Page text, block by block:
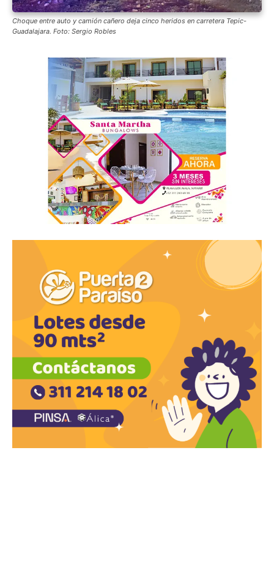
Choque entre auto y camión cañero deja cinco heridos en carretera Tepic-
Guadalajara. Foto: Sergio Robles